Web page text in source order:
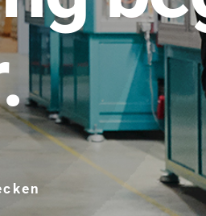
innovative Stecksystem für
IP-geschützt und
Jetzt entdecken